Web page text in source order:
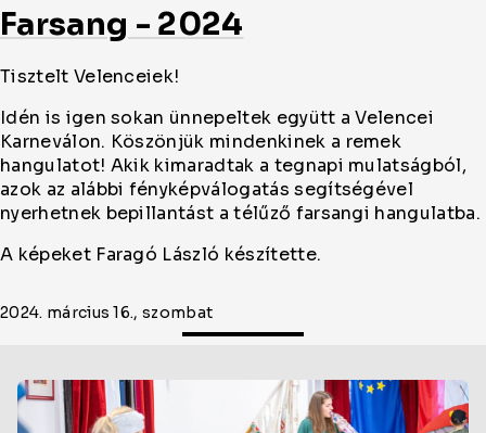
Farsang - 2024
Tisztelt Velenceiek!
Idén is igen sokan ünnepeltek együtt a Velencei
Karneválon. Köszönjük mindenkinek a remek
hangulatot! Akik kimaradtak a tegnapi mulatságból,
azok az alábbi fényképválogatás segítségével
nyerhetnek bepillantást a télűző farsangi hangulatba.
A képeket Faragó László készítette.
2024. március 16., szombat
Oldal
cikkjeinek
listája